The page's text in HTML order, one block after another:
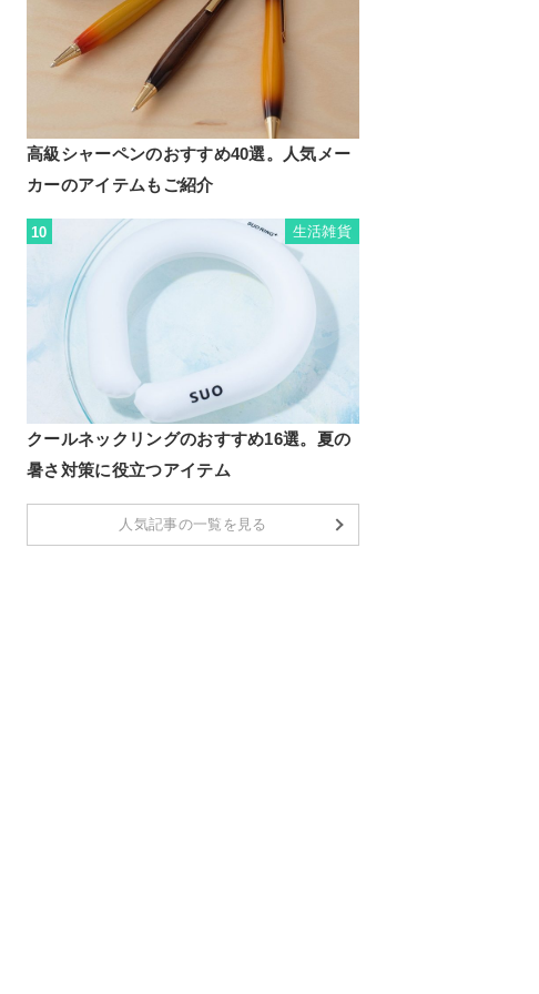
高級シャーペンのおすすめ40選。人気メー
カーのアイテムもご紹介
10 生活雑貨
クールネックリングのおすすめ16選。夏の
暑さ対策に役立つアイテム
人気記事の一覧を見る